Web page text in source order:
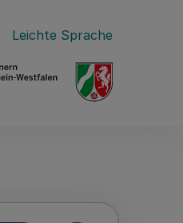
Leichte Sprache